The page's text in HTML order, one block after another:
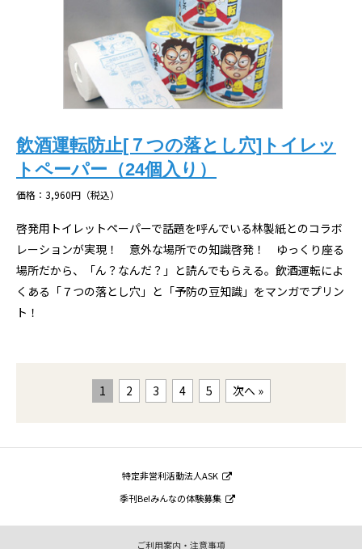
飲酒運転防止[７つの落とし穴]トイレッ
トペーパー（24個入り）
価格：3,960円（税込）
啓発用トイレットペーパーで話題を呼んでいる林製紙とのコラボ
レーションが実現！ 意外な場所での知識啓発！ ゆっくり座る
場所だから、「ん？なんだ？」と読んでもらえる。飲酒運転によ
くある「７つの落とし穴」と「予防の豆知識」をマンガでプリン
ト！
1 2 3 4 5 次へ »
特定非営利活動法人ASK
季刊Be!みんなの体験募集
ご利用案内・注意事項